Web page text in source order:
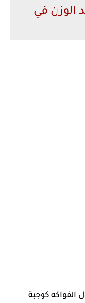
الوزن في
الفواكه كوجبة